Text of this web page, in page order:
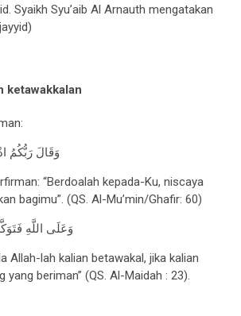
Syaikh Syu’aib Al Arnauth mengatakan
ketawakkalan
وَقَالَ رَبُّكُمُ
“Berdoalah kepada-Ku, niscaya
bagimu”. (QS. Al-Mu’min/Ghafir: 60)
وَعَلَى اللَّهِ
Allah-lah kalian betawakal, jika kalian
yang beriman” (QS. Al-Maidah : 23).